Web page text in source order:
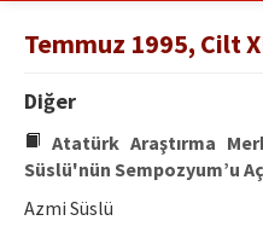
Yayın Politikası
Dergi Kurulları
Yayın İlkeleri
Temmuz 1995, Cilt
Diğer
Atatürk Araştırma
Süslü'nün Sempozyum’u
Azmi Süslü